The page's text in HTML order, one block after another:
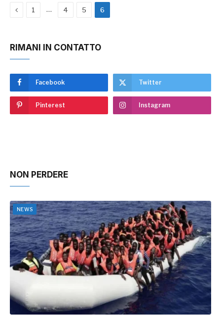
Previous
1 … 4 5 6
RIMANI IN CONTATTO
Facebook Twitter
Pinterest Instagram
NON PERDERE
NEWS